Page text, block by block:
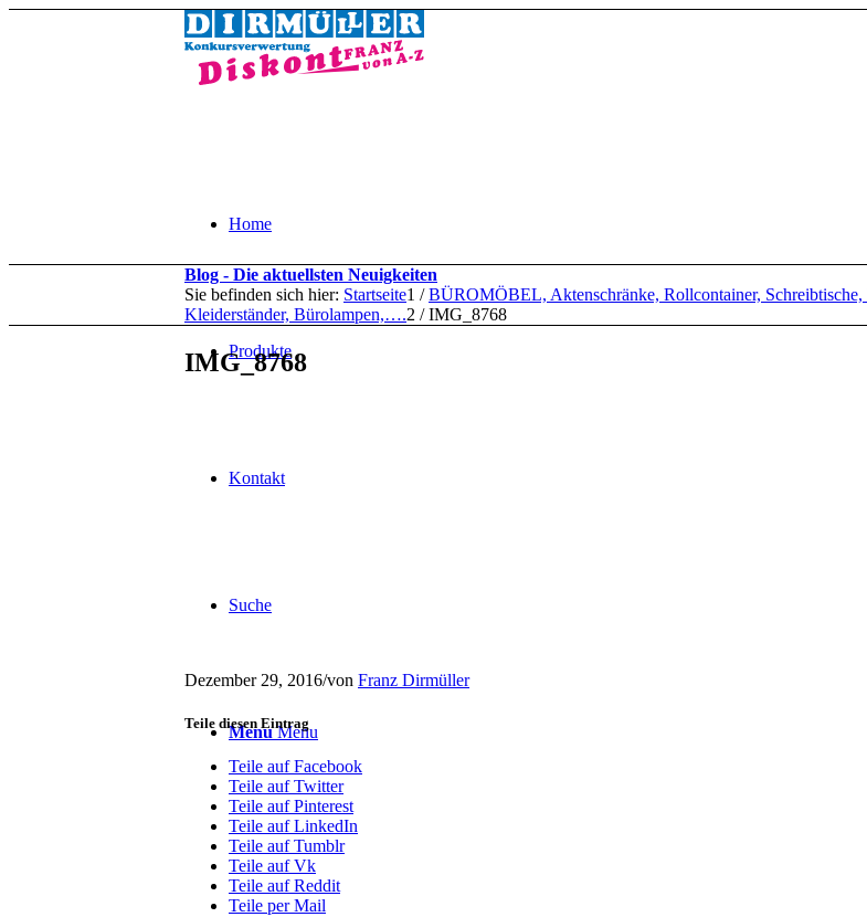
Home
Produkte
Kontakt
Suche
Menu Menu
Blog - Die aktuellsten Neuigkeiten
Sie befinden sich hier: Startseite1 / BÜROMÖBEL, Aktenschränke, Rollcontainer, Schreibtische,
Kleiderständer, Bürolampen,….2 / IMG_8768
IMG_8768
Dezember 29, 2016/von Franz Dirmüller
Teile diesen Eintrag
Teile auf Facebook
Teile auf Twitter
Teile auf Pinterest
Teile auf LinkedIn
Teile auf Tumblr
Teile auf Vk
Teile auf Reddit
Teile per Mail